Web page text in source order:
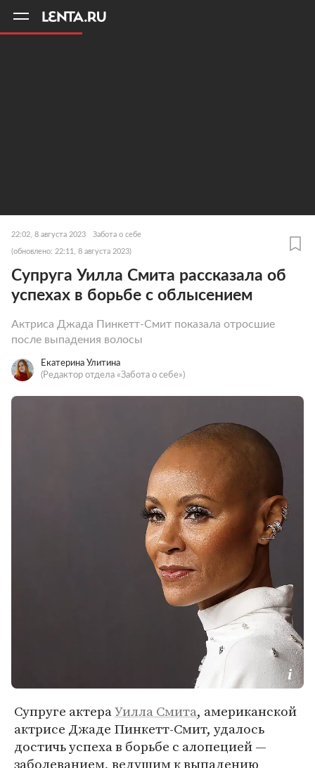
22:02, 8 августа 2023 Забота о себе
(обновлено: 22:11, 8 августа 2023)
Супруга Уилла Смита рассказала об
успехах в борьбе с облысением
Актриса Джада Пинкетт-Смит показала отросшие
после выпадения волосы
Екатерина Улитина
(Редактор отдела «Забота о себе»)
Супруге актераУилла Смита, американской
актрисе Джаде Пинкетт-Смит, удалось
достичь успеха в борьбе с алопецией —
заболеванием, ведущим к выпадению